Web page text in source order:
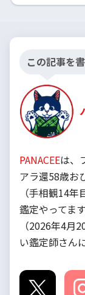
この記事を
PANACEEは、
アラ還58歳お
（手相観14
鑑定やってま
（2026年4月
い鑑定師さん